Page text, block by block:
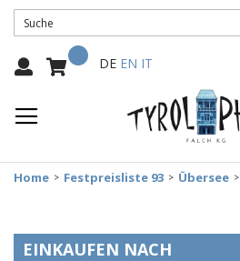
Mein Warenkorb
Select
DE EN IT
Home Festpreisliste 93 Übersee
EINKAUFEN NACH